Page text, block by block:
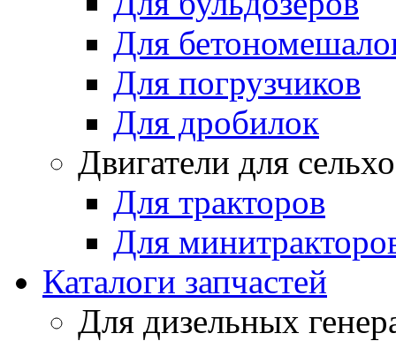
Для
Для погрузчиков
Для дробилок
Двигатели для
Для тракторов
Для
Каталоги запчастей
Для дизельных